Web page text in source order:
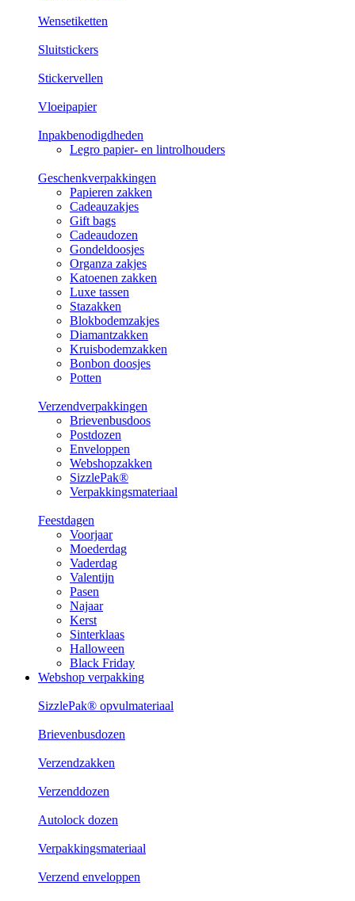
Wensetiketten
Sluitstickers
Stickervellen
Vloeipapier
Inpakbenodigdheden
Legro papier- en lintrolhouders
Geschenkverpakkingen
Papieren zakken
Cadeauzakjes
Gift bags
Cadeaudozen
Gondeldoosjes
Organza zakjes
Katoenen zakken
Luxe tassen
Stazakken
Blokbodemzakjes
Diamantzakken
Kruisbodemzakken
Bonbon doosjes
Potten
Verzendverpakkingen
Brievenbusdoos
Postdozen
Enveloppen
Webshopzakken
SizzlePak®
Verpakkingsmateriaal
Feestdagen
Voorjaar
Moederdag
Vaderdag
Valentijn
Pasen
Najaar
Kerst
Sinterklaas
Halloween
Black Friday
Webshop verpakking
SizzlePak® opvulmateriaal
Brievenbusdozen
Verzendzakken
Verzenddozen
Autolock dozen
Verpakkingsmateriaal
Verzend enveloppen